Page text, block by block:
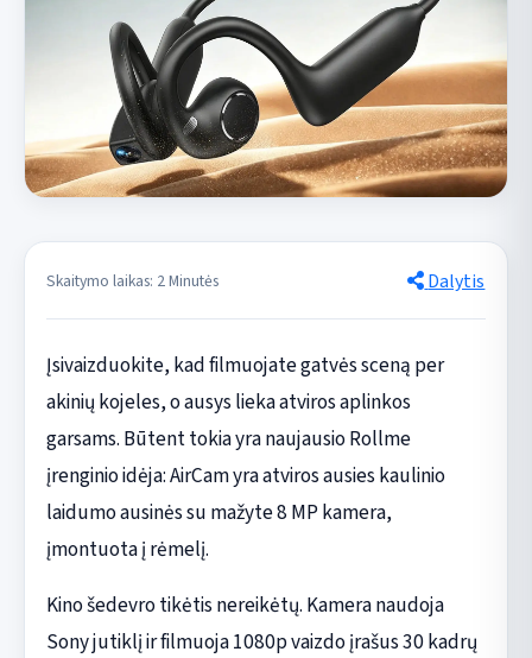
Skaitymo laikas: 2 Minutės Dalytis
Įsivaizduokite, kad filmuojate gatvės sceną per
akinių kojeles, o ausys lieka atviros aplinkos
garsams. Būtent tokia yra naujausio Rollme
įrenginio idėja: AirCam yra atviros ausies kaulinio
laidumo ausinės su mažyte 8 MP kamera,
įmontuota į rėmelį.
Kino šedevro tikėtis nereikėtų. Kamera naudoja
Sony jutiklį ir filmuoja 1080p vaizdo įrašus 30 kadrų